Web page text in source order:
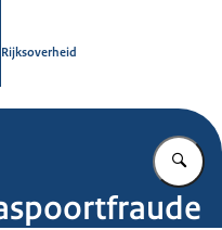
Rijksoverheid